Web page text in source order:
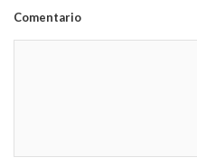
Comentario